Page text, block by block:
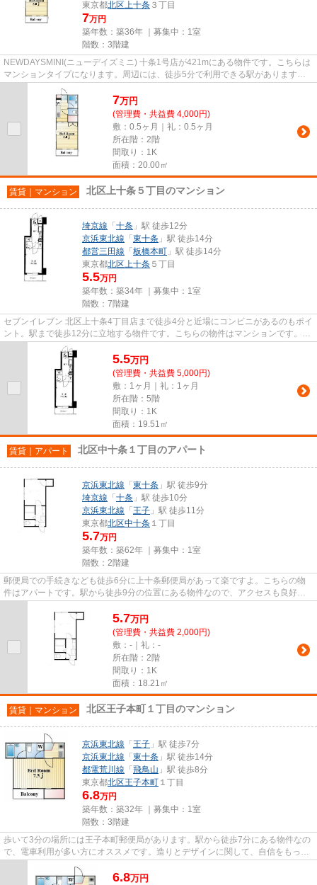
東京都北区上十条 ３丁目
7万円
築年数：築36年 ｜募集中： 1室
階数：3階建
NEWDAYSMINI(ニューデイズミニ) 十条1号店が421mにある物件です。こちらは
マンションタイプになります。周辺には、徒歩5分で利用できる駅があります。
こちらのマンションからは2駅が近...
7万円
(管理費・共益費 4,000円)
敷：0.5ヶ月｜礼：0.5ヶ月
所在階：2階
間取り：1K
面積：20.00㎡
賃貸｜マンション 北区上十条５丁目のマンション
埼京線 「 十条 」駅 徒歩12分
京浜東北線 「 東十条 」駅 徒歩14分
都営三田線 「 板橋本町 」駅 徒歩14分
東京都北区上十条 ５丁目
5.5万円
築年数：築34年 ｜募集中： 1室
階数：7階建
セブンイレブン 北区上十条4丁目店まで徒歩4分と近場にコンビニがあるのもポイ
ント。駅まで徒歩12分に立地する物件です。こちらの物件はマンションです。周
辺に2駅ありの電車通勤しや...
5.5万円
(管理費・共益費 5,000円)
敷：1ヶ月｜礼：1ヶ月
所在階：5階
間取り：1K
面積：19.51㎡
賃貸｜アパート 北区中十条１丁目のアパート
京浜東北線 「 東十条 」駅 徒歩9分
埼京線 「 十条 」駅 徒歩10分
京浜東北線 「 王子 」駅 徒歩11分
東京都北区中十条 １丁目
5.7万円
築年数：築62年 ｜募集中： 1室
階数：2階建
郵便局での手続きなども徒歩6分に上十条郵便局があって楽ですよ。こちらの物
件はアパートです。駅から徒歩9分の位置にある物件なので、アクセスも良好で
5.7万円
(管理費・共益費 2,000円)
敷：-｜礼：-
所在階：2階
間取り：1K
面積：18.21㎡
賃貸｜マンション 北区王子本町１丁目のマンション
京浜東北線 「 王子 」駅 徒歩7分
京浜東北線 「 東十条 」駅 徒歩14分
都電荒川線 「 飛鳥山 」駅 徒歩8分
東京都北区王子本町 １丁目
6.8万円
築年数：築32年 ｜募集中： 1室
階数：3階建
歩いて3分の場所には王子本町郵便局があります。駅から徒歩7分にある物件なの
で、電車利用が多い方にオススメです。造りとデザインに関して、自信をもって
6.8万円